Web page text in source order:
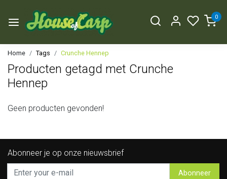
0
Home Tags Crunche Hennep
Producten getagd met Crunche
Hennep
Geen producten gevonden!
Abonneer je op onze nieuwsbrief
Abonneer